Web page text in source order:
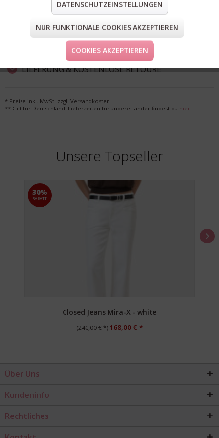
teilen
pin it mail teilen
FORM & GRÖSSE
LIEFERUNG & KOSTENLOSE RETOURE
* Preise inkl. MwSt. zzgl. Versandkosten
** Gilt für Deutschland. Lieferzeiten für andere Länder findest du hier.
Unsere Topseller
30%
RABATT
Closed Jeans Mira-X - white
(240,00 € *) 168,00 € *
Über Uns
Kundeninfo
Rechtliches
DATENSCHUTZEINSTELLUNGEN
NUR FUNKTIONALE COOKIES AKZEPTIEREN
COOKIES AKZEPTIEREN